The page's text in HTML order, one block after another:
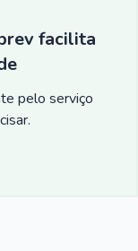
facilita
pelo serviço